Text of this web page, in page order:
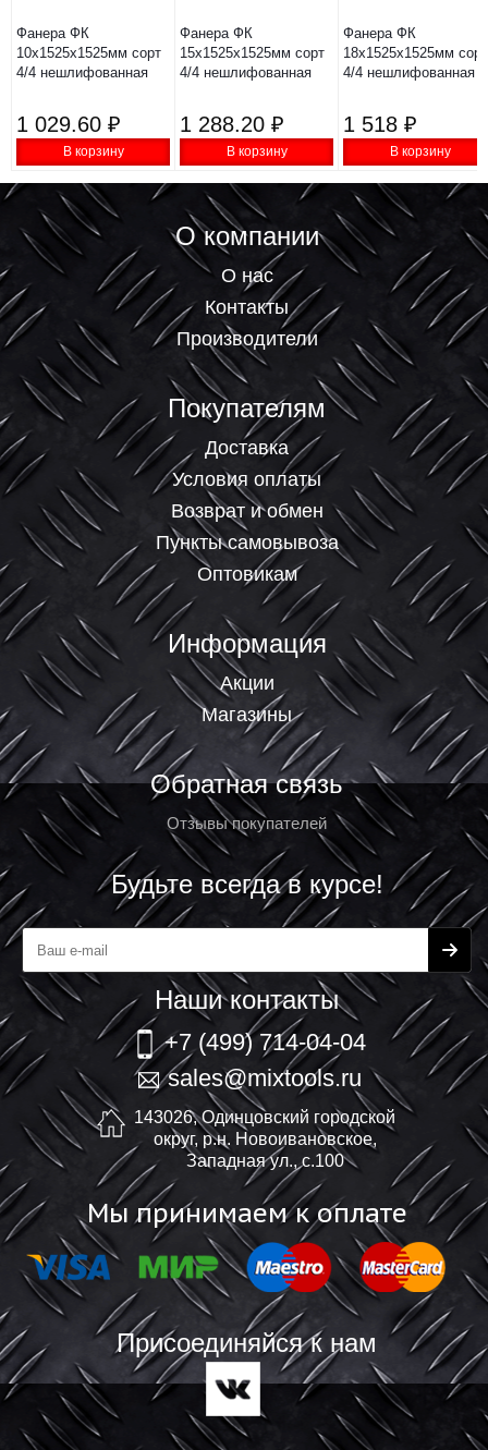
Фанера ФК
10х1525х1525мм сорт
4/4 нешлифованная
1 029.60 ₽
В корзину
Фанера ФК
15х1525х1525мм сорт
4/4 нешлифованная
1 288.20 ₽
В корзину
Фанера ФК
18х1525х1525мм сорт
4/4 нешлифованная
1 518 ₽
В корзину
О компании
О нас
Контакты
Производители
Покупателям
Доставка
Условия оплаты
Возврат и обмен
Пункты самовывоза
Оптовикам
Информация
Акции
Магазины
Обратная связь
Отзывы покупателей
Будьте всегда в курсе!
Наши контакты
+7 (499) 714-04-04
sales@mixtools.ru
143026, Одинцовский городской
округ, р.н. Новоивановское,
Западная ул., с.100
Мы принимаем к оплате
Присоединяйся к нам